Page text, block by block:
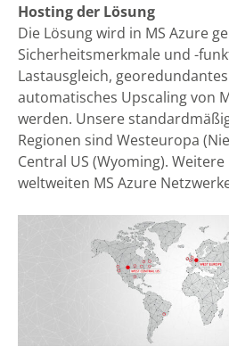
Hosting der Lösung
Die Lösung wird in MS Azure
Sicherheitsmerkmale und -
Lastausgleich,
automatisches Upscaling von
werden. Unsere
Regionen sind Westeuropa
Central US (Wyoming).
weltweiten MS Azure